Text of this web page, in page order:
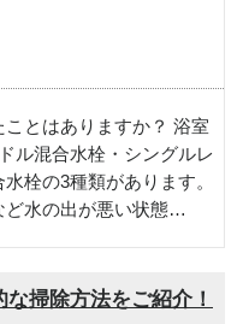
とはありますか？ 浴室
ル混合水栓・シングルレ
栓の3種類があります。
ど水の出が悪い状態…
掃除方法をご紹介！